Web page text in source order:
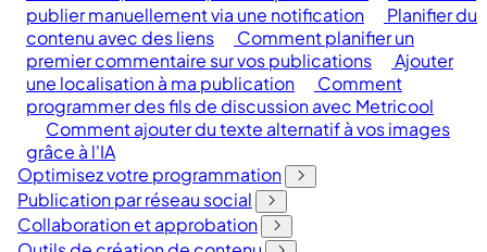
publier manuellement via une notification
Planifier du
contenu avec des liens
Comment planifier un
premier commentaire sur vos publications
Ajouter
une localisation à ma publication
Comment
programmer des fils de discussion avec Metricool
Comment ajouter du texte alternatif à vos images
grâce à l'IA
Optimisez votre programmation
Publication par réseau social
Collaboration et approbation